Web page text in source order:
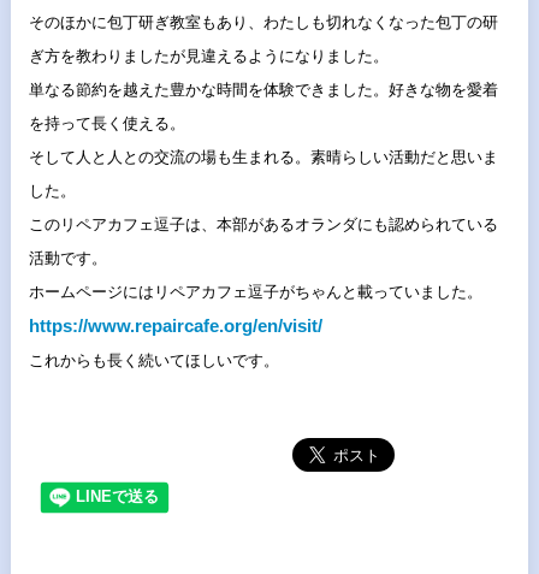
そのほかに包丁研ぎ教室もあり、 わたしも切れなくなった包丁の研
ぎ方を教わりましたが見違えるよ うになりました。
単なる節約を越えた豊かな時間を体験できました。 好きな物を愛着
を持って長く使える。
そして人と人との交流の場も生まれる。 素晴らしい活動だと思いま
した。
このリペアカフェ逗子は、 本部があるオランダにも認められている
活動です。
ホームページにはリペアカフェ逗子がちゃんと載っていました。
https://www.repaircafe.org/en/visit/
これからも長く続いてほしいです。